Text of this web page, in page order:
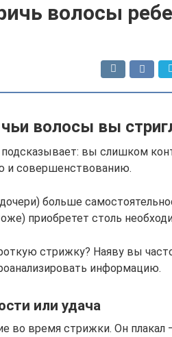
волосы
волосы вы
вы слишком
и совершенствованию.
больше
приобретет столь
стрижку? Наяву вы
информацию.
или удача
во время стрижки. Он плакал